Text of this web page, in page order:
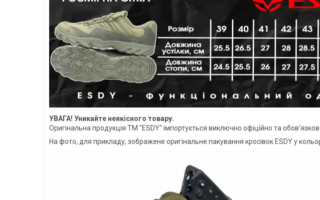
УВАГА! Уникайте неякісного товару.
Оригінальна продукція ТМ "ESDY" імпортується виключно офіційно та
На фото, для прикладу, зображене оригінальне пакування кросівок ESDY у